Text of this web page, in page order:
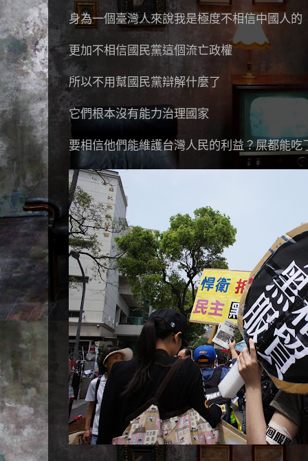
身為一個臺灣人來說我是極度不相信中國人的
更加不相信國民黨這個流亡政權
所以不用幫國民黨辯解什麼了
它們根本沒有能力治理國家
要相信他們能維護台灣人民的利益？屎都能吃